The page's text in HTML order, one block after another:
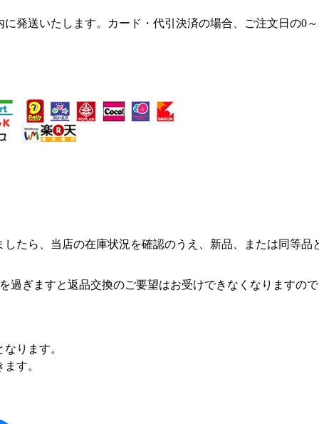
発送いたします。カード・代引決済の場合、ご注文日の0
たら、当店の在庫状況を確認のうえ、新品、または同等品
過ぎますと返品交換のご要望はお受けできなくなりますの
ります。
す。